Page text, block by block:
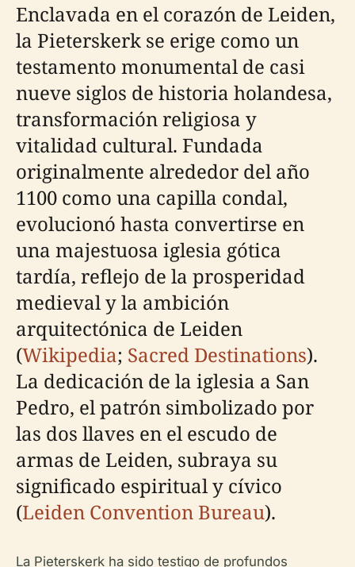
Enclavada en el corazón de Leiden,
la Pieterskerk se erige como un
testamento monumental de casi
nueve siglos de historia holandesa,
transformación religiosa y
vitalidad cultural. Fundada
originalmente alrededor del año
1100 como una capilla condal,
evolucionó hasta convertirse en
una majestuosa iglesia gótica
tardía, reflejo de la prosperidad
medieval y la ambición
arquitectónica de Leiden
(Wikipedia; Sacred Destinations).
La dedicación de la iglesia a San
Pedro, el patrón simbolizado por
las dos llaves en el escudo de
armas de Leiden, subraya su
significado espiritual y cívico
(Leiden Convention Bureau).
La Pieterskerk ha sido testigo de profundos